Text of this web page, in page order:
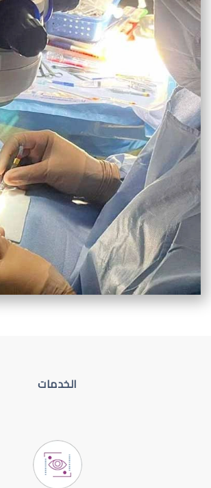
الخدمات